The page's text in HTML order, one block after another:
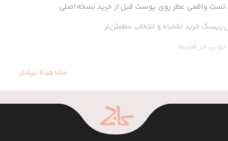
تست واقعی عطر روی پوست قبل از خرید نسخه اصلی
خرید اشتباه و انتخاب مطمئن‌تر
در هزینه
سمپل عطر
بسته به برند، حجم و نایابی رایحه متفاوت است. اما شما می توانید
مشاهده بیشتر